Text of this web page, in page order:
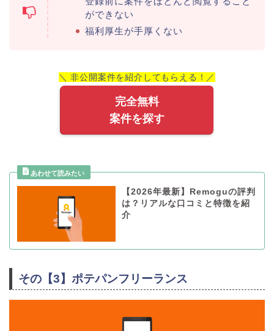
ができない
福利厚生が手厚くない
＼ 非公開案件を紹介してもらえる！／
完全無料
案件を探す
【2026年最新】Remoguの評判
は？リアルな口コミと特徴を紹
介
その【3】ポテパンフリーランス